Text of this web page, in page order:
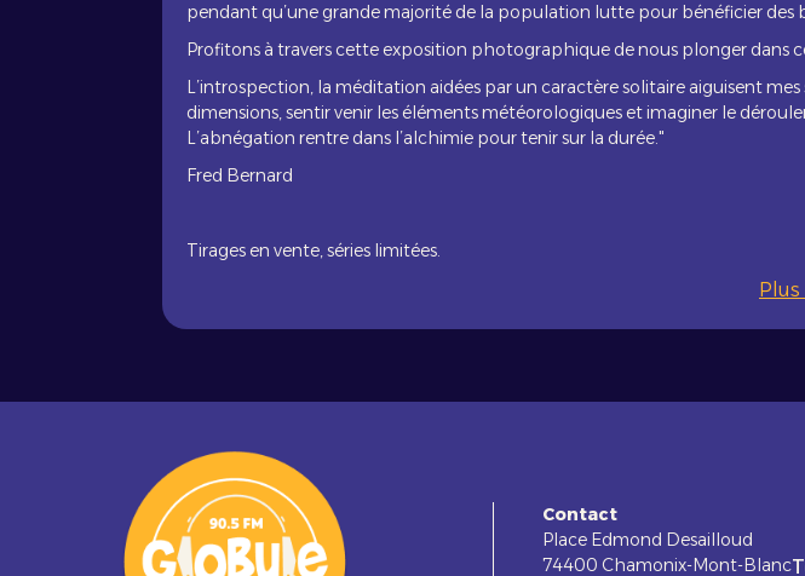
pendant qu’une grande majorité de la population lutte pour bénéficier des
Profitons à travers cette exposition photographique de nous plonger dans
L’introspection, la méditation aidées par un caractère solitaire aiguisent
dimensions, sentir venir les éléments météorologiques et imaginer le
L’abnégation rentre dans l’alchimie pour tenir sur la durée."
Fred Bernard
Tirages en vente, séries limitées.
Contact
Place Edmond Desailloud
74400 Chamonix-Mont-Blanc